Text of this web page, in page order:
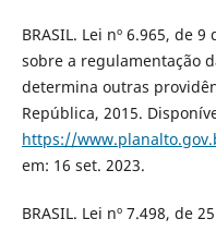
BRASIL. Lei nº 6.965, de
sobre a regulamentação
determina outras
República, 2015.
https://
em: 16 set. 2023.
BRASIL. Lei nº 7.498, de